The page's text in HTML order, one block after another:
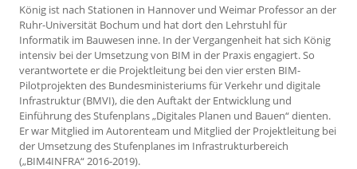
König ist nach Stationen in Hannover und Weimar Professor an der
Ruhr-Universität Bochum und hat dort den Lehrstuhl für
Informatik im Bauwesen inne. In der Vergangenheit hat sich König
intensiv bei der Umsetzung von BIM in der Praxis engagiert. So
verantwortete er die Projektleitung bei den vier ersten BIM-
Pilotprojekten des Bundesministeriums für Verkehr und digitale
Infrastruktur (BMVI), die den Auftakt der Entwicklung und
Einführung des Stufenplans „Digitales Planen und Bauen“ dienten.
Er war Mitglied im Autorenteam und Mitglied der Projektleitung bei
der Umsetzung des Stufenplanes im Infrastrukturbereich
(„BIM4INFRA“ 2016-2019).